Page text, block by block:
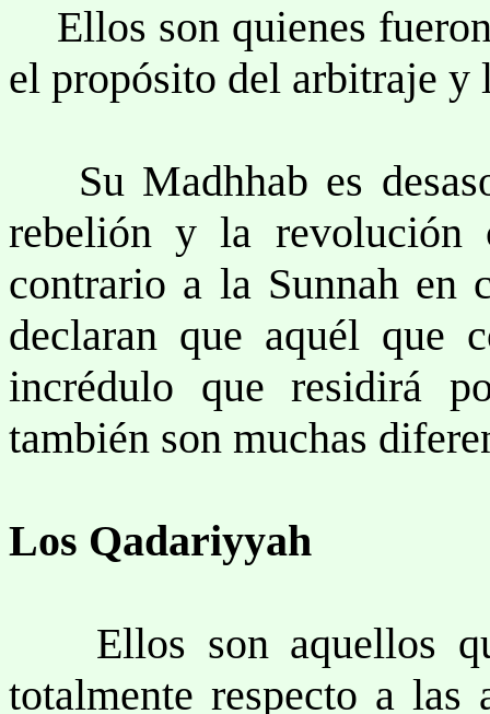
Ellos son quienes
el propósito del arbitraje y
Su Madhhab es
rebelión y la
contrario a la Sunnah en
declaran que aquél que
incrédulo que residirá
también son muchas
Los Qadariyyah
Ellos son aquellos
totalmente respecto a las